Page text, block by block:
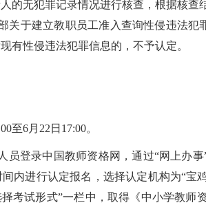
的无犯罪记录情况进行核查，根据核查
关于建立教职员工准入查询性侵违法犯
有性侵违法犯罪信息的，不予认定。
至6月22日17:00。
员登录中国教师资格网，通过“网上办
内进行认定报名，选择认定机构为“宝
考试形式”一栏中，取得《中小学教师